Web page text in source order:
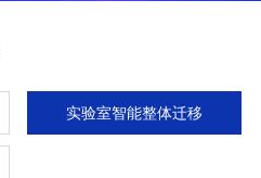
实验室智能整体迁移